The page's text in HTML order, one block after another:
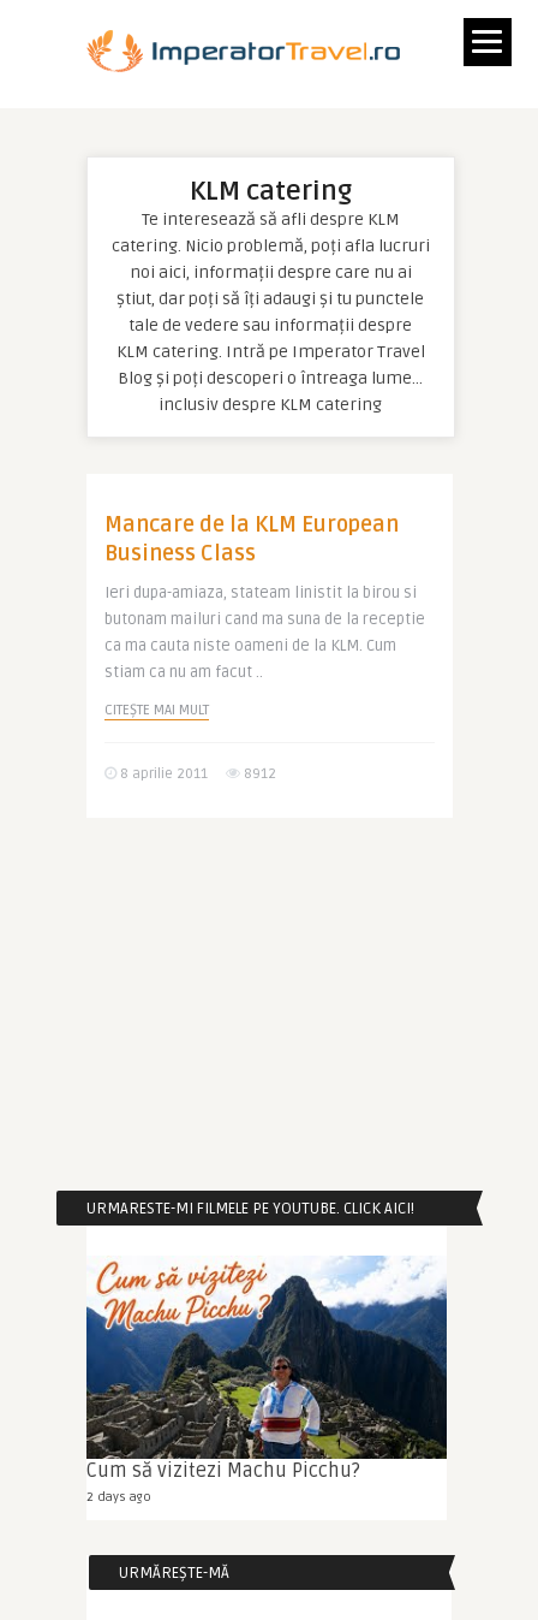
KLM catering
Te interesează să afli despre KLM
catering. Nicio problemă, poți afla lucruri
noi aici, informații despre care nu ai
știut, dar poți să îți adaugi și tu punctele
tale de vedere sau informații despre
KLM catering. Intră pe Imperator Travel
Blog și poți descoperi o întreaga lume…
inclusiv despre KLM catering
Mancare de la KLM European
Business Class
Ieri dupa-amiaza, stateam linistit la birou si
butonam mailuri cand ma suna de la receptie
ca ma cauta niste oameni de la KLM. Cum
stiam ca nu am facut ..
CITEȘTE MAI MULT
8 aprilie 2011 8912
URMARESTE-MI FILMELE PE YOUTUBE. CLICK AICI!
Cum să vizitezi Machu Picchu?
2 days ago
URMĂREȘTE-MĂ